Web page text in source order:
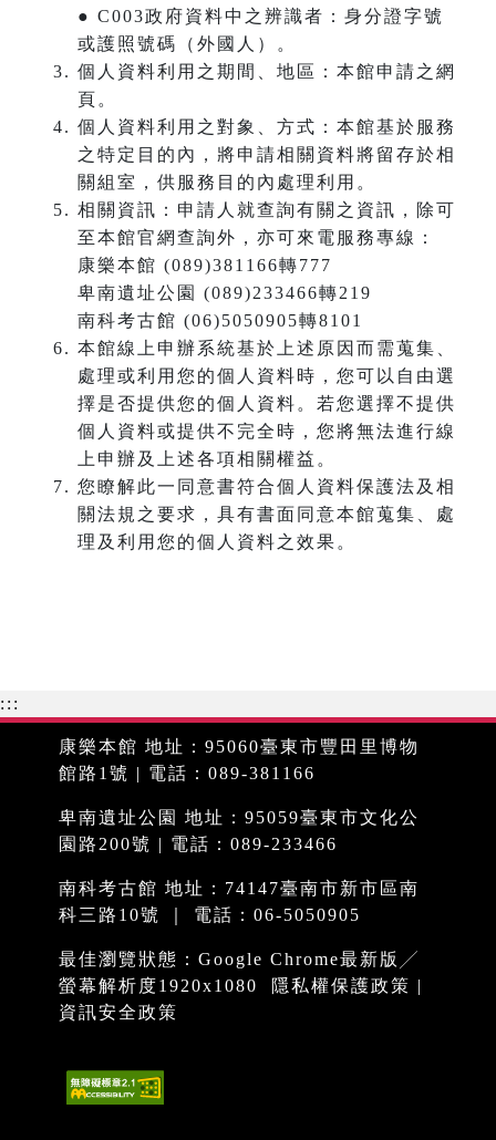
● C003政府資料中之辨識者：身分證字號
或護照號碼（外國人）。
個人資料利用之期間、地區：本館申請之網
頁。
個人資料利用之對象、方式：本館基於服務
之特定目的內，將申請相關資料將留存於相
關組室，供服務目的內處理利用。
相關資訊：申請人就查詢有關之資訊，除可
至本館官網查詢外，亦可來電服務專線：
康樂本館 (089)381166轉777
卑南遺址公園 (089)233466轉219
南科考古館 (06)5050905轉8101
本館線上申辦系統基於上述原因而需蒐集、
處理或利用您的個人資料時，您可以自由選
擇是否提供您的個人資料。若您選擇不提供
個人資料或提供不完全時，您將無法進行線
上申辦及上述各項相關權益。
您瞭解此一同意書符合個人資料保護法及相
關法規之要求，具有書面同意本館蒐集、處
理及利用您的個人資料之效果。
:::
康樂本館 地址：95060臺東市豐田里博物
館路1號 | 電話：089-381166
卑南遺址公園 地址：95059臺東市文化公
園路200號 | 電話：089-233466
南科考古館 地址：74147臺南市新市區南
科三路10號 ｜ 電話：06-5050905
最佳瀏覽狀態：Google Chrome最新版╱
螢幕解析度1920x1080
隱私權保護政策 |
資訊安全政策